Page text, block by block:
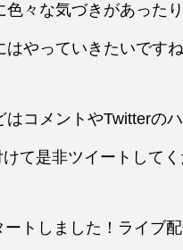
々な気づきがあった
やっていきたいですね
コメントやTwitterの
けて是非ツイートしてく
ートしました！ライブ